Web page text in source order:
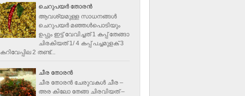
ചെറുപയർ തോരൻ
ആവശ്യമുള്ള സാധനങ്ങൾ
ചെറുപയർ മഞ്ഞൾപൊടിയും
ഉപ്പും ഇട്ട് വേവിച്ചത് 1 കപ്പ് തേങ്ങാ
ചിരകിയത് 1/ 4 കപ്പ് പച്ചമുളക് 3
കറിവേപ്പില 2 തണ്ട്...
ചീര തോരന്‍
ചീര തോരന്‍ ചേരുവകള്‍ ചീര –
അര കിലോ തേങ്ങ ചിരവിയത് –